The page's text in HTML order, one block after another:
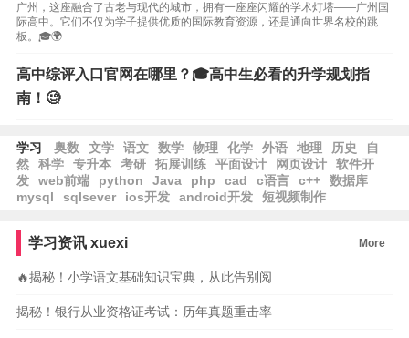
广州，这座融合了古老与现代的城市，拥有一座座闪耀的学术灯塔——广州国
际高中。它们不仅为学子提供优质的国际教育资源，还是通向世界名校的跳
板。🎓🌍
高中综评入口官网在哪里？🎓高中生必看的升学规划指
南！🧐
学习 奥数 文学 语文 数学 物理 化学 外语 地理 历史
自
然
科学 专升本 考研 拓展训练 平面设计 网页设计
软件开
发
web前端 python Java php cad c语言 c++
数据库
mysql
sqlsever ios开发 android开发 短视频制作
学习资讯 xuexi More
🔥揭秘！小学语文基础知识宝典，从此告别阅
揭秘！银行从业资格证考试：历年真题重击率